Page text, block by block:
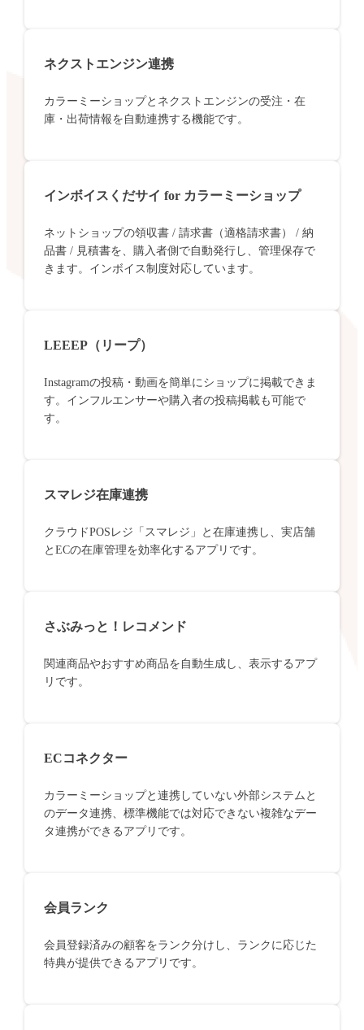
ネクストエンジン連携
カラーミーショップとネクストエンジンの受注・在
庫・出荷情報を自動連携する機能です。
インボイスくだサイ for カラーミーショップ
ネットショップの領収書 / 請求書（適格請求書） / 納
品書 / 見積書を、購入者側で自動発行し、管理保存で
きます。インボイス制度対応しています。
LEEEP（リープ）
Instagramの投稿・動画を簡単にショップに掲載できま
す。インフルエンサーや購入者の投稿掲載も可能で
す。
スマレジ在庫連携
クラウドPOSレジ「スマレジ」と在庫連携し、実店舗
とECの在庫管理を効率化するアプリです。
さぶみっと！レコメンド
関連商品やおすすめ商品を自動生成し、表示するアプ
リです。
ECコネクター
カラーミーショップと連携していない外部システムと
のデータ連携、標準機能では対応できない複雑なデー
タ連携ができるアプリです。
会員ランク
会員登録済みの顧客をランク分けし、ランクに応じた
特典が提供できるアプリです。